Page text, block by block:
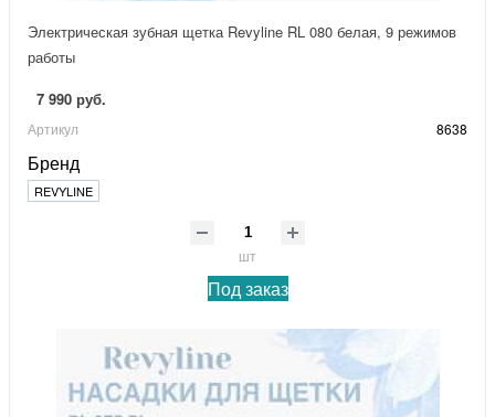
Электрическая зубная щетка Revyline RL 080 белая, 9 режимов
работы
7 990 руб.
Артикул 8638
Бренд
REVYLINE
шт
Под заказ